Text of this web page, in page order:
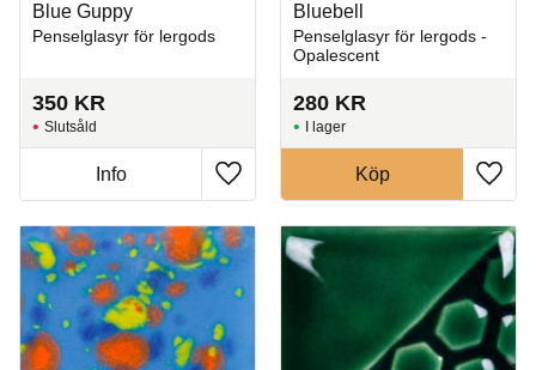
Blue Guppy
Penselglasyr för lergods
350 KR
Lägg till i favoriter
Slutsåld
Info
Bluebell
Penselglasyr för lergods -
Opalescent
280 KR
Lägg
I lager
Köp